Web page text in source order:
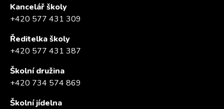
Kancelář školy
+420 577 431 309
Ředitelka školy
+420 577 431 387
Školní družina
+420 734 574 869
Školní jídelna